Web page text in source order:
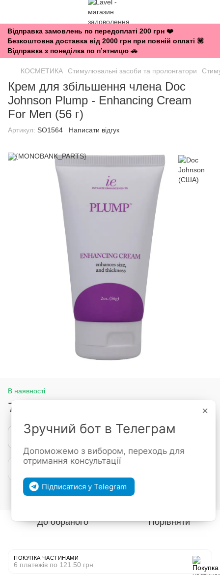
Відправка замовлень по передоплаті 200 грн ❤️
Безкоштовна доставка від 2000 грн при повній оплаті 💟
Відправка з понеділка по п’ятницю 🚗
КОСМЕТИКА Стимулювальні засоби та пролонгатори
Крем для збільшення члена Doc
Johnson Plump - Enhancing Cream
For Men (56 г)
Артикул: SO1564 Написати відгук
В наявності
729 грн
Купити
Покупка частинами від mono
Увійти для відображення накопичувальної знижки
До обраного Порівняти
ПОКУПКА ЧАСТИНАМИ
6 платежів по 121.50 грн
Зручний бот в Телеграм
Допоможемо з вибором, переходь для
отримання консультації
Підписатися у Telegram
×